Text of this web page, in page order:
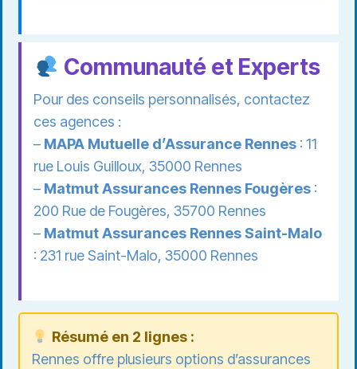
Communauté et Experts
Pour des conseils personnalisés, contactez
ces agences :
– MAPA Mutuelle d’Assurance Rennes : 11
rue Louis Guilloux, 35000 Rennes
– Matmut Assurances Rennes Fougères :
200 Rue de Fougères, 35700 Rennes
– Matmut Assurances Rennes Saint-Malo
: 231 rue Saint-Malo, 35000 Rennes
Résumé en 2 lignes :
Rennes offre plusieurs options d’assurances